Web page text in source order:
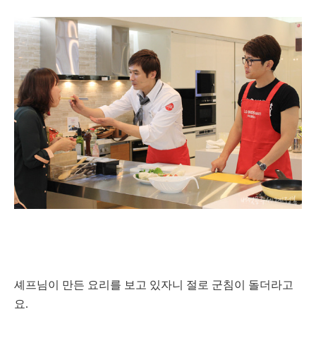
셰프님이 만든 요리를 보고 있자니 절로 군침이 돌더라고
요.